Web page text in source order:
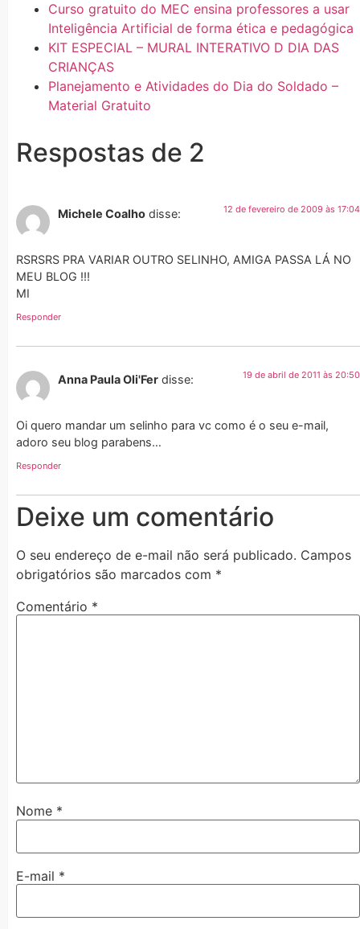
Curso gratuito do MEC ensina professores a usar
Inteligência Artificial de forma ética e pedagógica
KIT ESPECIAL – MURAL INTERATIVO D DIA DAS
CRIANÇAS
Planejamento e Atividades do Dia do Soldado –
Material Gratuito
Respostas de 2
Michele Coalho disse: 12 de fevereiro de 2009 às 17:04
RSRSRS PRA VARIAR OUTRO SELINHO, AMIGA PASSA LÁ NO
MEU BLOG !!!
MI
Responder
Anna Paula Oli'Fer disse: 19 de abril de 2011 às 20:50
Oi quero mandar um selinho para vc como é o seu e-mail,
adoro seu blog parabens…
Responder
Deixe um comentário
O seu endereço de e-mail não será publicado. Campos
obrigatórios são marcados com *
Comentário *
Nome *
E-mail *